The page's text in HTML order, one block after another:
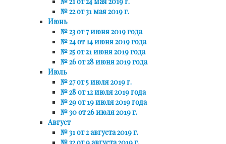
№ 22 от 31 мая 2019 г.
Июнь
№ 23 от 7 июня 2019 года
№ 24 от 14 июня 2019 года
№ 25 от 21 июня 2019 года
№ 26 от 28 июня 2019 года
Июль
№ 27 от 5 июля 2019 г.
№ 28 от 12 июля 2019 года
№ 29 от 19 июля 2019 года
№ 30 от 26 июля 2019 г.
Август
№ 31 от 2 августа 2019 г.